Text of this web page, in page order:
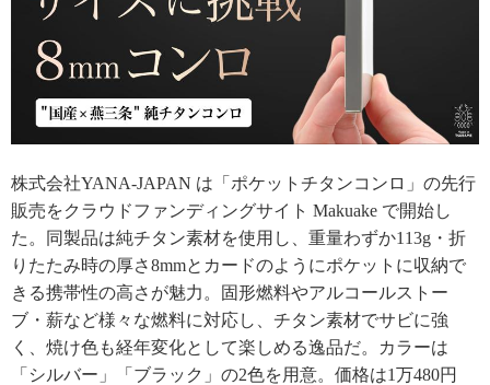
株式会社YANA-JAPAN は「ポケットチタンコンロ」の先行
販売をクラウドファンディングサイト Makuake で開始し
た。同製品は純チタン素材を使用し、重量わずか113g・折
りたたみ時の厚さ8mmとカードのようにポケットに収納で
きる携帯性の高さが魅力。固形燃料やアルコールストー
ブ・薪など様々な燃料に対応し、チタン素材でサビに強
く、焼け色も経年変化として楽しめる逸品だ。カラーは
「シルバー」「ブラック」の2色を用意。価格は1万480円